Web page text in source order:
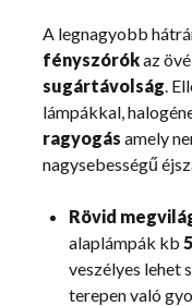
A legnagyobb
fényszórókaz
sugártávolság.
lámpákkal,
ragyogás amely
nagysebességű
Rövid
alaplámpák kb
veszélyes lehet
terepen való